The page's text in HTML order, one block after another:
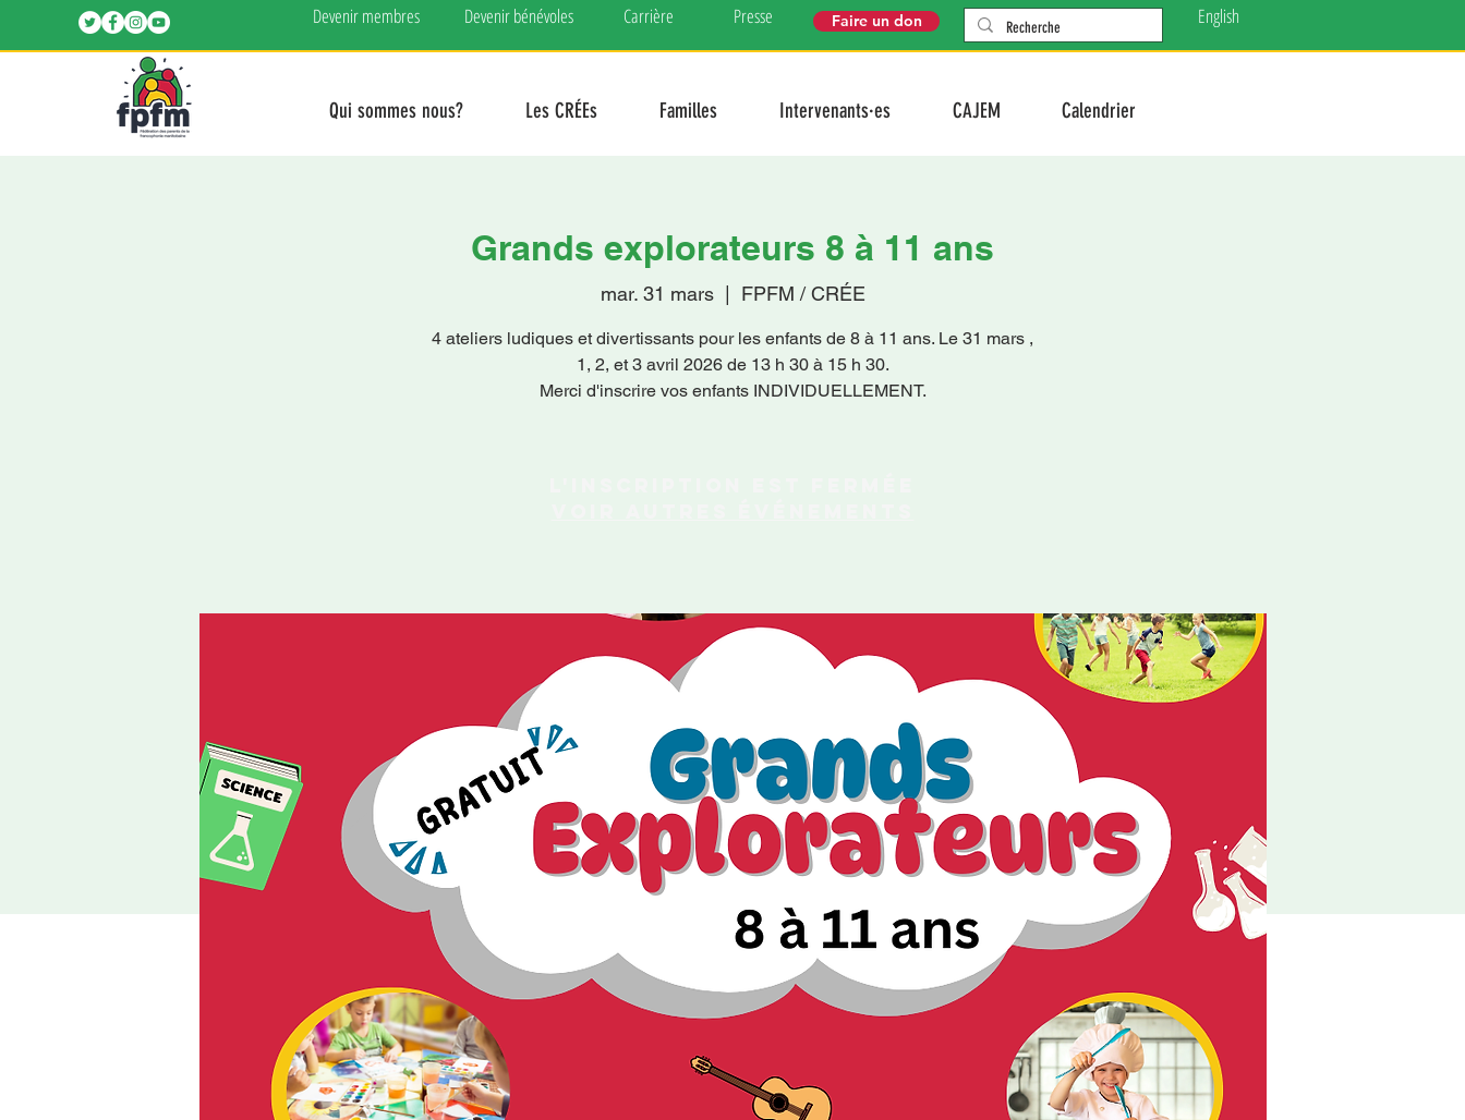
Devenir membres Devenir bénévoles Carrière Presse Faire un don English
Qui sommes nous? Les CRÉEs Familles Intervenants·es CAJEM Calendrier
Grands explorateurs 8 à 11 ans
mar. 31 mars
  |
FPFM / CRÉE
4 ateliers ludiques et divertissants pour les enfants de 8 à 11 ans. Le 31 mars ,
1, 2, et 3 avril 2026 de 13 h 30 à 15 h 30.
Merci d'inscrire vos enfants INDIVIDUELLEMENT.